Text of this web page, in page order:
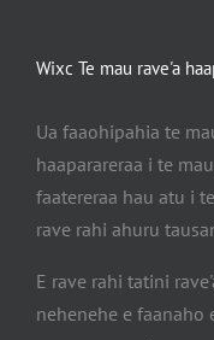
Wixc Te mau rave'a
Ua faaohipahia te
haaparareraa i te
faatereraa hau atu i
rave rahi ahuru
E rave rahi tatini
nehenehe e faanaho